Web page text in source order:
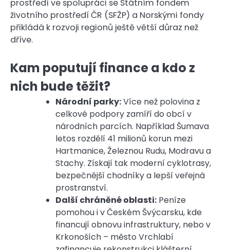
prostředí ve spolupráci se Státním fondem
životního prostředí ČR (SFŽP) a Norskými fondy
přikládá k rozvoji regionů ještě větší důraz než
dříve.
Kam poputují finance a kdo z
nich bude těžit?
Národní parky:Více než polovina z
celkové podpory zamíří do obcí v
národních parcích. Například Šumava
letos rozdělí 41 milionů korun mezi
Hartmanice, Železnou Rudu, Modravu a
Stachy. Získají tak moderní cyklotrasy,
bezpečnější chodníky a lepší veřejná
prostranství.
Další chráněné oblasti: Peníze
pomohou i v Českém Švýcarsku, kde
financují obnovu infrastruktury, nebo v
Krkonoších – město Vrchlabí